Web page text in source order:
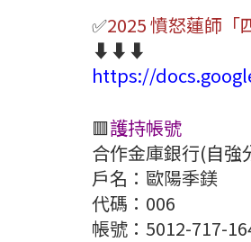
✅️2025 憤怒蓮師「
⬇️⬇️⬇️
https://
🟥護持帳號
合作金庫銀行(自強
戶名：歐陽季鎂
代碼：006
帳號：5012-717-